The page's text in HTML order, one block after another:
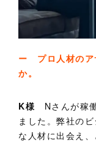
ー プロ人材のア
か。
K様 Nさんが稼
ました。弊社の
な人材に出会え、